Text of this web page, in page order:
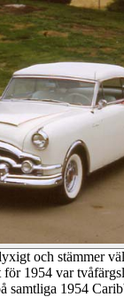
och stämmer
1954 var
samtliga 1954